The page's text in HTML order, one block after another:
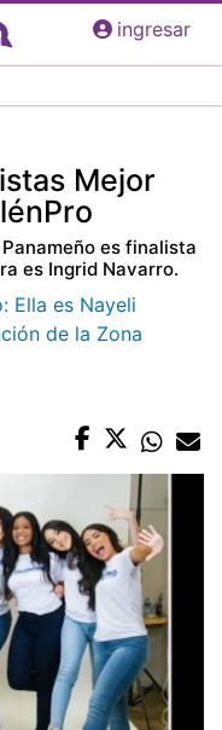
ingresar
Mejor
es finalista
es Ingrid Navarro.
Ella es Nayeli
de la Zona